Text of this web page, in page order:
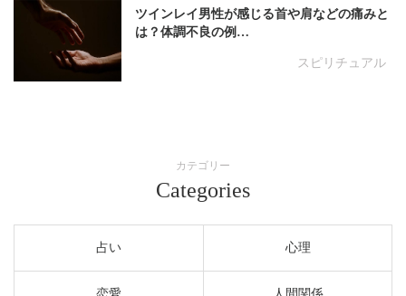
スピリチュアル
ツインレイ男性が感じる首や肩などの痛みと
は？体調不良の例…
カテゴリー
Categories
占い 心理